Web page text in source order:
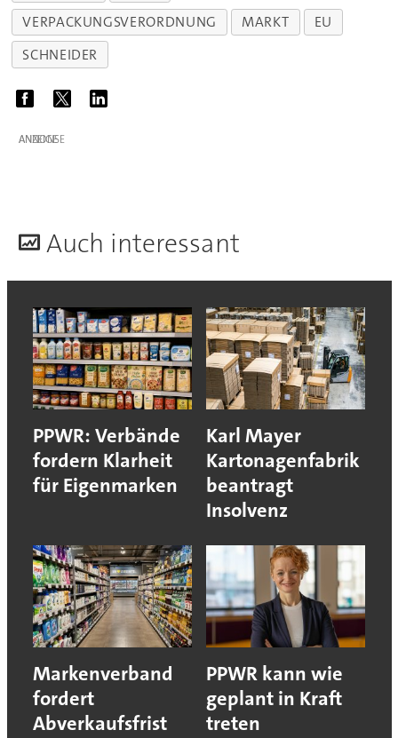
VERPACKUNGSVERORDNUNG
MARKT
EU
SCHNEIDER
ANZEIGE
Auch interessant
PPWR: Verbände
fordern Klarheit
für Eigenmarken
Karl Mayer
Kartonagenfabrik
beantragt
Insolvenz
Markenverband
fordert
Abverkaufsfrist
PPWR kann wie
geplant in Kraft
treten